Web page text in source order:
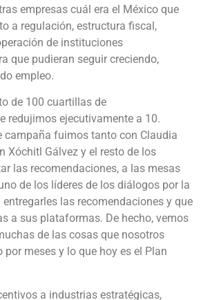
empresas cuál era el México que
a regulación, estructura fiscal,
de instituciones
que pudieran seguir creciendo,
empleo.
de 100 cuartillas de
redujimos ejecutivamente a 10.
campaña fuimos tanto con Claudia
Xóchitl Gálvez y el resto de los
las recomendaciones, a las mesas
de los líderes de los diálogos por la
las recomendaciones y que
a sus plataformas. De hecho, vemos
de las cosas que nosotros
meses y lo que hoy es el Plan
a industrias estratégicas,